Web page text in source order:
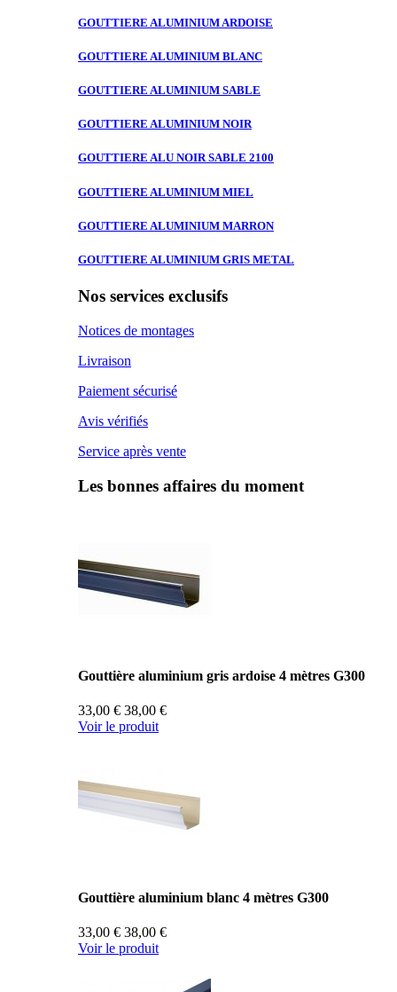
GOUTTIERE ALUMINIUM ARDOISE
GOUTTIERE ALUMINIUM BLANC
GOUTTIERE ALUMINIUM SABLE
GOUTTIERE ALUMINIUM NOIR
GOUTTIERE ALU NOIR SABLE 2100
GOUTTIERE ALUMINIUM MIEL
GOUTTIERE ALUMINIUM MARRON
GOUTTIERE ALUMINIUM GRIS METAL
Nos services exclusifs
Notices de montages
Livraison
Paiement sécurisé
Avis vérifiés
Service après vente
Les bonnes affaires du moment
Gouttière aluminium gris ardoise 4 mètres G300
33,00 € 38,00 €
Voir le produit
Gouttière aluminium blanc 4 mètres G300
33,00 € 38,00 €
Voir le produit